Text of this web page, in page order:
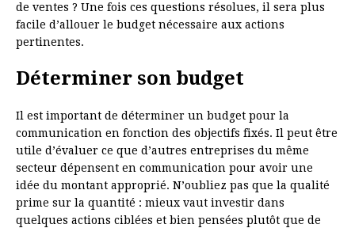
de ventes ? Une fois ces questions résolues, il sera plus
facile d’allouer le budget nécessaire aux actions
pertinentes.
Déterminer son budget
Il est important de déterminer un budget pour la
communication en fonction des objectifs fixés. Il peut être
utile d’évaluer ce que d’autres entreprises du même
secteur dépensent en communication pour avoir une
idée du montant approprié. N’oubliez pas que la qualité
prime sur la quantité : mieux vaut investir dans
quelques actions ciblées et bien pensées plutôt que de